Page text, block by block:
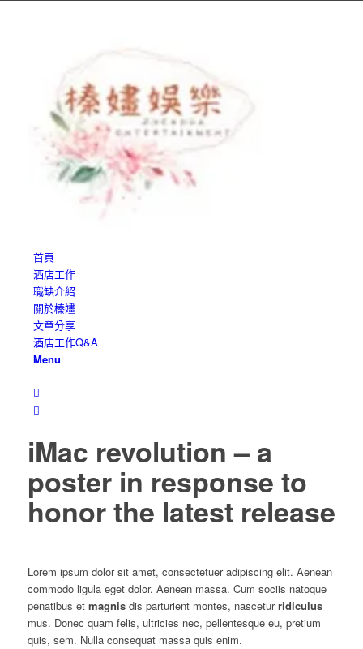
首頁
酒店工作
職缺介紹
關於榛嫿
文章分享
酒店工作Q&A
Menu
iMac revolution – a
poster in response to
honor the latest release
Lorem ipsum dolor sit amet, consectetuer adipiscing elit. Aenean
commodo ligula eget dolor. Aenean massa. Cum sociis natoque
penatibus et magnisdis parturient montes, nasceturridiculus
mus. Donec quam felis, ultricies nec, pellentesque eu, pretium
quis, sem. Nulla consequat massa quis enim.